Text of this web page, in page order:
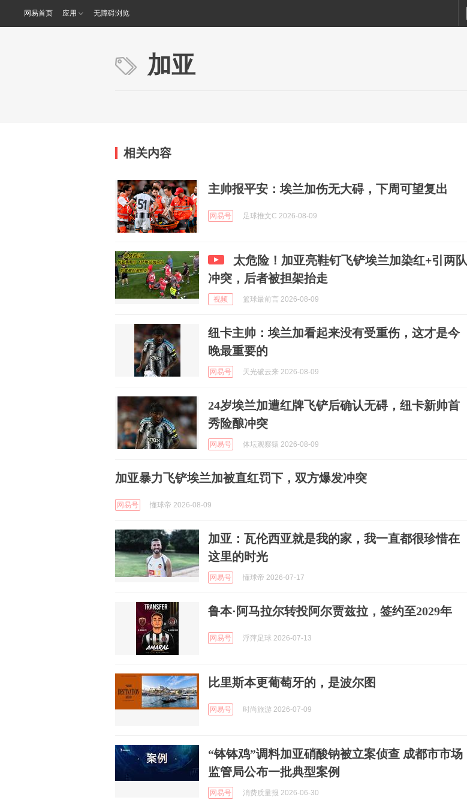
网易首页 应用 无障碍浏览
加亚
相关内容
主帅报平安：埃兰加伤无大碍，下周可望复出
网易号 足球推文C 2026-08-09
太危险！加亚亮鞋钉飞铲埃兰加染红+引两队
冲突，后者被担架抬走
视频 篮球最前言 2026-08-09
纽卡主帅：埃兰加看起来没有受重伤，这才是今
晚最重要的
网易号 天光破云来 2026-08-09
24岁埃兰加遭红牌飞铲后确认无碍，纽卡新帅首
秀险酿冲突
网易号 体坛观察猿 2026-08-09
加亚暴力飞铲埃兰加被直红罚下，双方爆发冲突
网易号 懂球帝 2026-08-09
加亚：瓦伦西亚就是我的家，我一直都很珍惜在
这里的时光
网易号 懂球帝 2026-07-17
鲁本·阿马拉尔转投阿尔贾兹拉，签约至2029年
网易号 浮萍足球 2026-07-13
比里斯本更葡萄牙的，是波尔图
网易号 时尚旅游 2026-07-09
“钵钵鸡”调料加亚硝酸钠被立案侦查 成都市市场
监管局公布一批典型案例
网易号 消费质量报 2026-06-30